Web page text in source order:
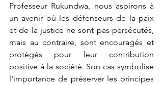
Professeur Rukundwa, nous aspirons à
un avenir où les défenseurs de la paix
et de la justice ne sont pas persécutés,
mais au contraire, sont encouragés et
protégés pour leur contribution
positive à la société. Son cas symbolise
l'importance de préserver les principes